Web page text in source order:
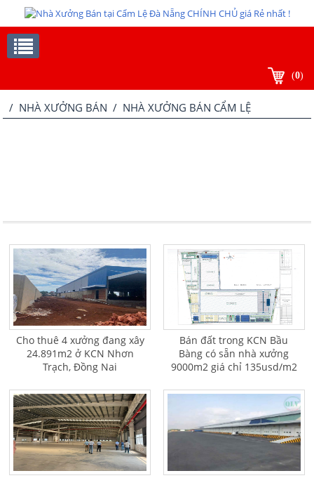
(0)
/ NHÀ XƯỞNG BÁN / NHÀ XƯỞNG BÁN CẨM LỆ
Cho thuê 4 xưởng đang xây
24.891m2 ở KCN Nhơn
Trạch, Đồng Nai
Bán đất trong KCN Bầu
Bàng có sẵn nhà xưởng
9000m2 giá chỉ 135usd/m2